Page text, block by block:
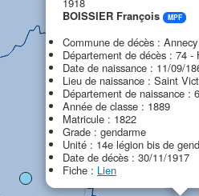
BOISSIER François
MPF
Commune de décès : Annecy
Département de décès : 74 -
Date de naissance : 11/09/
Lieu de naissance : Saint
Département de naissance :
Année de classe : 1889
Matricule : 1822
Grade : gendarme
Unité : 14e légion bis de
Date de décès : 30/11/1917
Fiche : Lien